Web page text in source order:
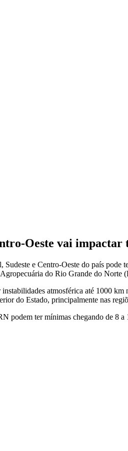
Oeste vai
e Centro-Oeste do país
do Rio Grande do Norte
atmosférica até 1000
do Estado, principalmente nas
podem ter mínimas chegando de 8